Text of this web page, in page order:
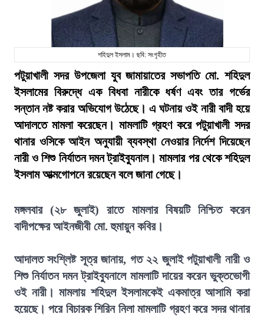
শহিদুল ইসলাম। ছবি: সংগৃহীত
পটুয়াখালী সদর উপজেলা যুব জামায়াতের সভাপতি মো. শহিদুল
ইসলামের বিরুদ্ধে এক বিধবা নারীকে ধর্ষণ এবং তার গর্ভের
সন্তান নষ্ট করার অভিযোগ উঠেছে। এ ঘটনায় ওই নারী বাদী হয়ে
আদালতে মামলা করেছেন। মামলাটি গ্রহণ করে পটুয়াখালী সদর
থানার ওসিকে আইন অনুযায়ী ব্যবস্থা নেওয়ার নির্দেশ দিয়েছেন
নারী ও শিশু নির্যাতন দমন ট্রাইব্যুনাল। মামলার পর থেকে শহিদুল
ইসলাম আত্মগোপনে রয়েছেন বলে জানা গেছে।
মঙ্গলবার (২৮ জুলাই) রাতে মামলার বিষয়টি নিশ্চিত করেন
বাদীপক্ষের আইনজীবী মো. হুমায়ুন কবির।
আদালত সংশ্লিষ্ট সূত্র জানায়, গত ২২ জুলাই পটুয়াখালী নারী ও
শিশু নির্যাতন দমন ট্রাইব্যুনালে মামলাটি দায়ের করেন ভুক্তভোগী
ওই নারী। মামলায় শহিদুল ইসলামকেই একমাত্র আসামি করা
হয়েছে। পরে বিচারক শিরিন নিলা মামলাটি গ্রহণ করে সদর থানার